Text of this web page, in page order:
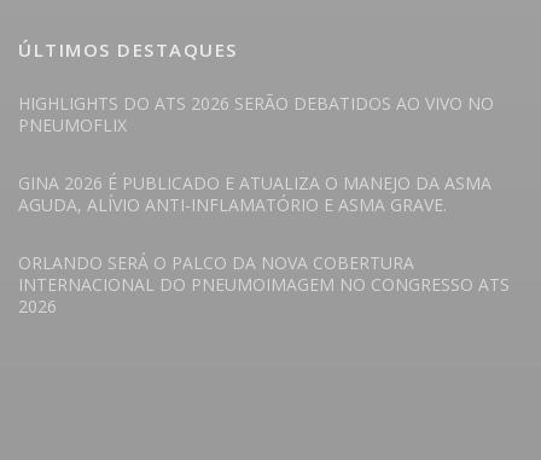
ÚLTIMOS DESTAQUES
HIGHLIGHTS DO ATS 2026 SERÃO DEBATIDOS AO VIVO NO
PNEUMOFLIX
GINA 2026 É PUBLICADO E ATUALIZA O MANEJO DA ASMA
AGUDA, ALÍVIO ANTI-INFLAMATÓRIO E ASMA GRAVE.
ORLANDO SERÁ O PALCO DA NOVA COBERTURA
INTERNACIONAL DO PNEUMOIMAGEM NO CONGRESSO ATS
2026